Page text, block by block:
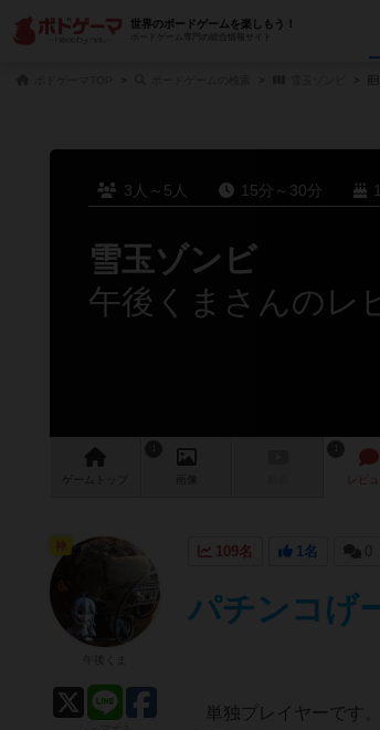
世界のボードゲームを楽しもう！
ボードゲーム専門の総合情報サイト
3人～5人 15分～30分
雪玉ゾンビ
午後くまさんのレ
ゲーム 画像 レビュ
109名 1名 0
パチンコげ
単独プレイヤーです。